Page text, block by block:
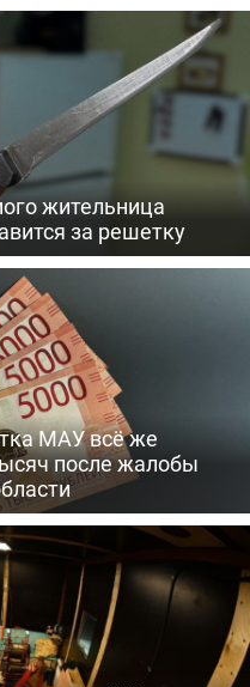
жительница
за решетку
МАУ всё же
после жалобы